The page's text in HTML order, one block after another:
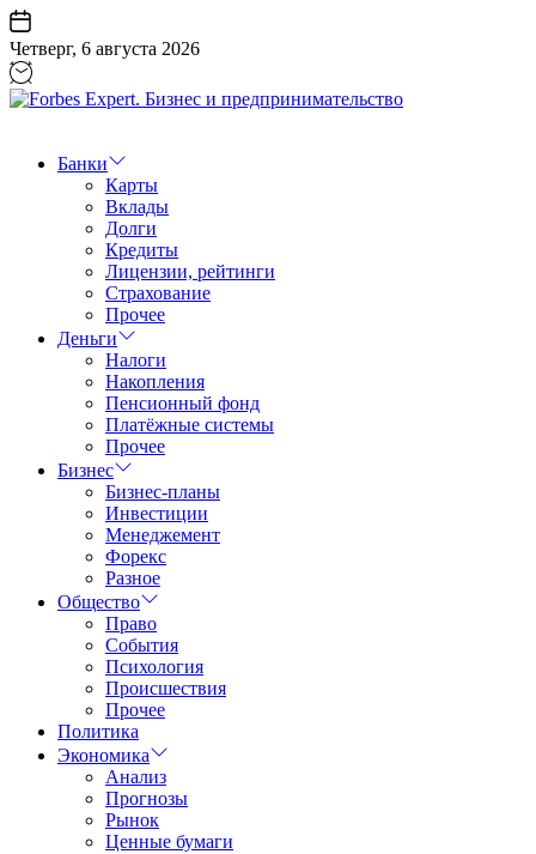
Перейти
к
содержанию
Четверг, 6 августа 2026
Бизнес
предпринимательство
Банки
Карты
Вклады
Долги
Кредиты
Лицензии, рейтинги
Страхование
Прочее
Деньги
Налоги
Накопления
Пенсионный фонд
Платёжные системы
Прочее
Бизнес
Бизнес-планы
Инвестиции
Менеджемент
Форекс
Разное
Общество
Право
События
Психология
Происшествия
Прочее
Политика
Экономика
Анализ
Прогнозы
Рынок
Ценные бумаги